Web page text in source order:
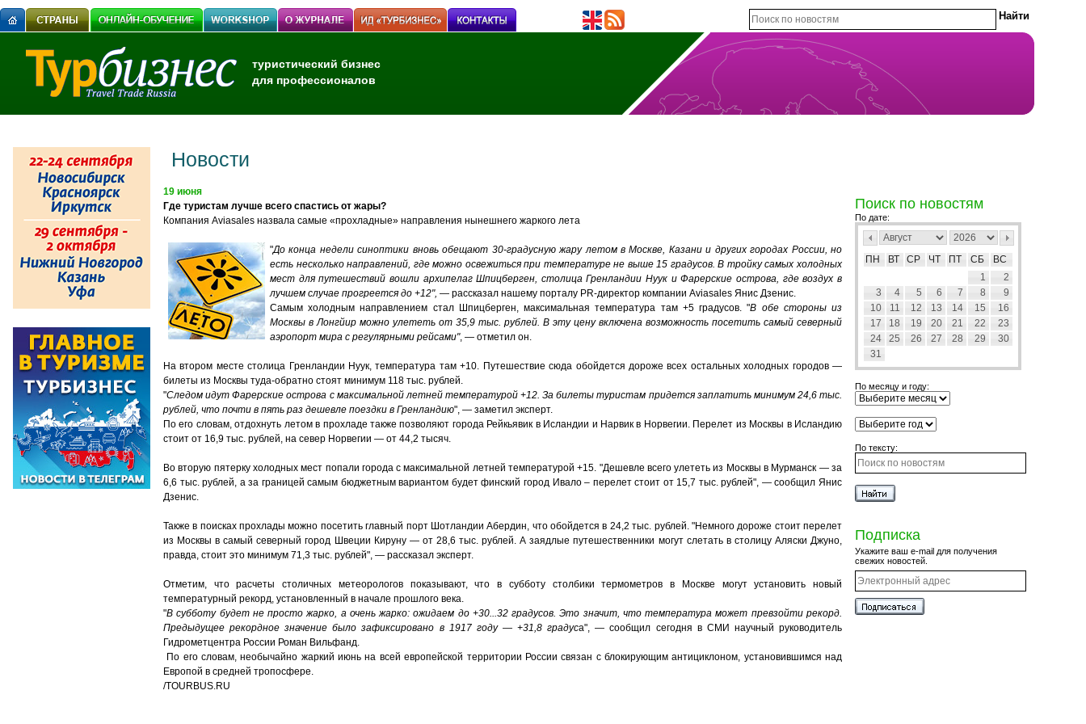
туристический бизнес
для профессионалов
Новости
19 июня
Где туристам лучше всего спастись от жары?
Компания Aviasales назвала самые «прохладные» направления нынешнего жаркого лета
"До конца недели синоптики вновь обещают 30-градусную жару летом в Москве, Казани и других городах России, но
есть несколько направлений, где можно освежиться при температуре не выше 15 градусов. В тройку самых холодных
мест для путешествий вошли архипелаг Шпицберген, столица Гренландии Нуук и Фарерские острова, где воздух в
лучшем случае прогреется до +12", — рассказал нашему порталу PR-директор компании Aviasales Янис Дзенис.
Самым холодным направлением стал Шпицберген, максимальная температура там +5 градусов. "В обе стороны из
Москвы в Лонгйир можно улететь от 35,9 тыс. рублей. В эту цену включена возможность посетить самый северный
аэропорт мира с регулярными рейсами", — отметил он.
На втором месте столица Гренландии Нуук, температура там +10. Путешествие сюда обойдется дороже всех остальных холодных городов —
билеты из Москвы туда-обратно стоят минимум 118 тыс. рублей.
"Следом идут Фарерские острова с максимальной летней температурой +12. За билеты туристам придется заплатить минимум 24,6 тыс.
рублей, что почти в пять раз дешевле поездки в Гренландию", — заметил эксперт.
По его словам, отдохнуть летом в прохладе также позволяют города Рейкьявик в Исландии и Нарвик в Норвегии. Перелет из Москвы в Исландию
стоит от 16,9 тыс. рублей, на север Норвегии — от 44,2 тысяч.
Во вторую пятерку холодных мест попали города с максимальной летней температурой +15. "Дешевле всего улететь из Москвы в Мурманск — за
6,6 тыс. рублей, а за границей самым бюджетным вариантом будет финский город Ивало – перелет стоит от 15,7 тыс. рублей", — сообщил Янис
Дзенис.
Также в поисках прохлады можно посетить главный порт Шотландии Абердин, что обойдется в 24,2 тыс. рублей. "Немного дороже стоит перелет
из Москвы в самый северный город Швеции Кируну — от 28,6 тыс. рублей. А заядлые путешественники могут слетать в столицу Аляски Джуно,
правда, стоит это минимум 71,3 тыс. рублей", — рассказал эксперт.
Отметим, что расчеты столичных метеорологов показывают, что в субботу столбики термометров в Москве могут установить новый
температурный рекорд, установленный в начале прошлого века.
"В субботу будет не просто жарко, а очень жарко: ожидаем до +30...32 градусов. Это значит, что температура может превзойти рекорд.
Предыдущее рекордное значение было зафиксировано в 1917 году — +31,8 градуса", — сообщил сегодня в СМИ научный руководитель
Гидрометцентра России Роман Вильфанд.
По его словам, необычайно жаркий июнь на всей европейской территории России связан с блокирующим антициклоном, установившимся над
Европой в средней тропосфере.
/TOURBUS.RU
Поиск по новостям
По дате:
ПН ВТ СР ЧТ ПТ СБ
ВС
1
2
3
4 5 6 7 8
9
10
11 12 13 14 15
16
17
18 19 20 21 22
23
24
25 26 27 28 29
30
31
По месяцу и году:
По тексту:
Подписка
Укажите ваш e-mail для получения
свежих новостей.